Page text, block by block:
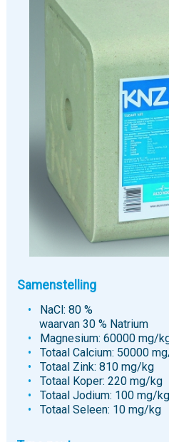
Samenstelling
NaCl: 80 %
waarvan 30 % Natrium
Magnesium: 60000 mg/
Totaal Calcium: 50000
Totaal Zink: 810 mg/kg
Totaal Koper: 220 mg/kg
Totaal Jodium: 100 mg/kg
Totaal Seleen: 10 mg/kg